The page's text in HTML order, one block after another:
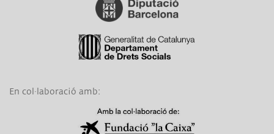
Link a Generalitat de Catalunya
En col·laboració amb: